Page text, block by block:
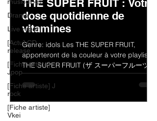
Drama
Live report
[Actu] CD
release
[Fiche artiste]
Jpop
[Fiche artiste] J
rock
[Fiche artiste]
Vkei
THE SUPER FRUIT : Votre
dose quotidienne de
vitamines
Genre: idols Les THE SUPER FRUIT,
apporteront de la couleur à votre playlist !
THE SUPER FRUIT (ザ スーパーフルーツ)
est un groupe de jeunes...